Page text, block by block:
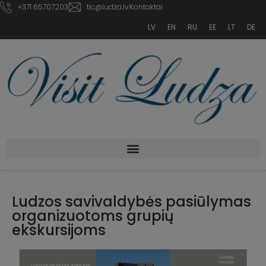
+371 65707203 tic@ludza.lvKontaktai
LV
EN RU EE LT DE
Ludzos savivaldybės pasiūlymas
organizuotoms grupių
ekskursijoms